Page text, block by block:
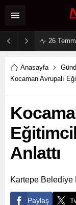
Anasayfa
Kocaman Avrupalı
Anlattı
Kartepe Belediye
Paylaş